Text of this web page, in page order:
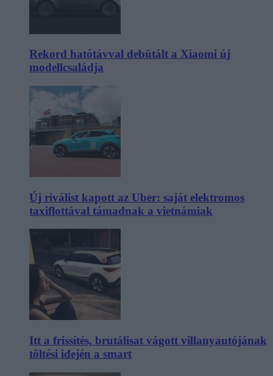
Rekord hatótávval debütált a Xiaomi új
modellcsaládja
Új riválist kapott az Uber: saját elektromos
taxiflottával támadnak a vietnámiak
Itt a frissítés, brutálisat vágott villanyautójának
töltési idején a smart